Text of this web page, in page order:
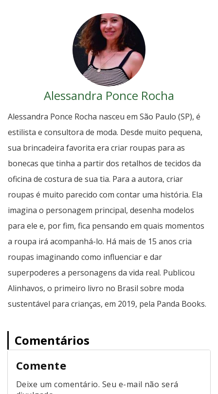
Alessandra Ponce Rocha
Alessandra Ponce Rocha nasceu em São Paulo (SP), é
estilista e consultora de moda. Desde muito pequena,
sua brincadeira favorita era criar roupas para as
bonecas que tinha a partir dos retalhos de tecidos da
oficina de costura de sua tia. Para a autora, criar
roupas é muito parecido com contar uma história. Ela
imagina o personagem principal, desenha modelos
para ele e, por fim, fica pensando em quais momentos
a roupa irá acompanhá-lo. Há mais de 15 anos cria
roupas imaginando como influenciar e dar
superpoderes a personagens da vida real. Publicou
Alinhavos, o primeiro livro no Brasil sobre moda
sustentável para crianças, em 2019, pela Panda Books.
Comentários
Comente
Deixe um comentário. Seu e-mail não será